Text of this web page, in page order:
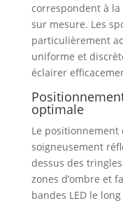
correspondent à
sur mesure. Les
particulièrement
uniforme et
éclairer
optimale
Le
soigneusement
dessus des
zones d’ombre et
bandes LED le